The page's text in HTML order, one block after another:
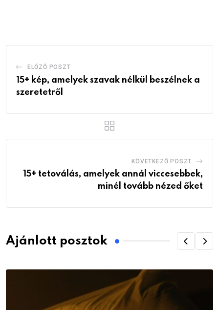
ELŐZŐ POSZT
15+ kép, amelyek szavak nélkül beszélnek a
szeretetről
KÖVETKEZŐ POSZT
15+ tetoválás, amelyek annál viccesebbek,
minél tovább nézed őket
Ajánlott posztok